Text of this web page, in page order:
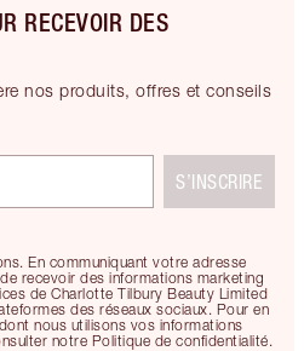
RECEVOIR DES
nos produits, offres et conseils
En communiquant votre adresse
recevoir des informations marketing
de Charlotte Tilbury Beauty Limited
des réseaux sociaux. Pour en
nous utilisons vos informations
notre Politique de confidentialité.
S’INSCRIRE